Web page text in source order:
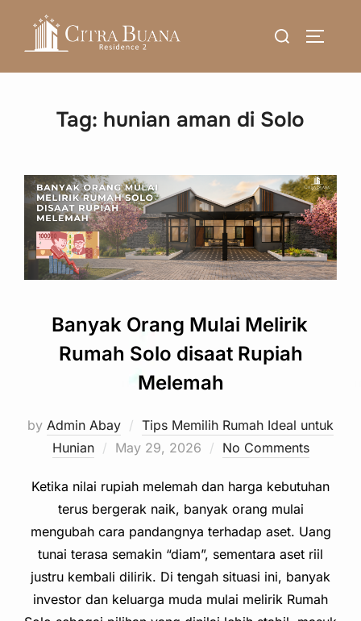
content
Search
Tag: hunian aman di Solo
Banyak Orang Mulai Melirik
Rumah Solo disaat Rupiah
Melemah
by Admin Abay
Tips Memilih Rumah Ideal untuk
Hunian
Posted
May 29, 2026 No Comments
Ketika nilai rupiah melemah dan harga kebutuhan
terus bergerak naik, banyak orang mulai
mengubah cara pandangnya terhadap aset. Uang
tunai terasa semakin “diam”, sementara aset riil
justru kembali dilirik. Di tengah situasi ini, banyak
investor dan keluarga muda mulai melirik Rumah